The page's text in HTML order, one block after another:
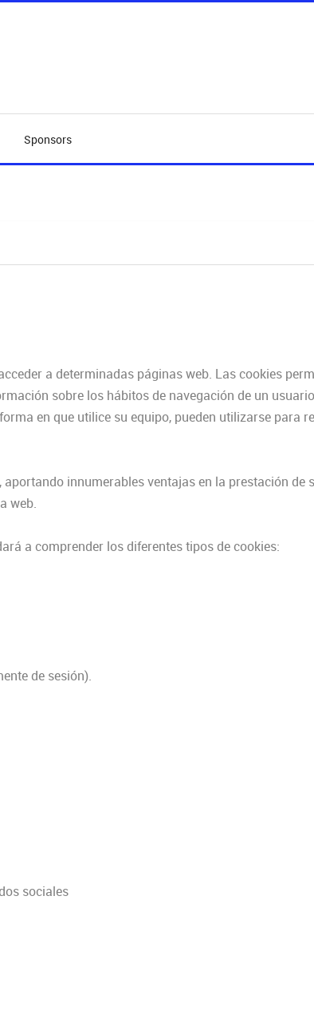
Sponsors
a determinadas páginas web. Las cookies
sobre los hábitos de navegación de un
en que utilice su equipo, pueden utilizarse para
innumerables ventajas en la prestación de
web.
a comprender los diferentes tipos de cookies:
de sesión).
sociales